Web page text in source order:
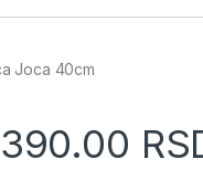
Joca 40cm